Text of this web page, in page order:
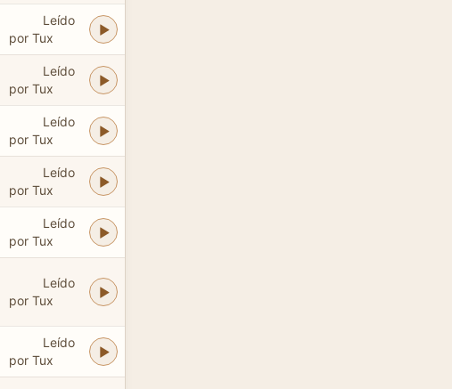
Leído
por Tux
Leído
por Tux
Leído
por Tux
Leído
por Tux
Leído
por Tux
Leído
por Tux
Leído
por Tux